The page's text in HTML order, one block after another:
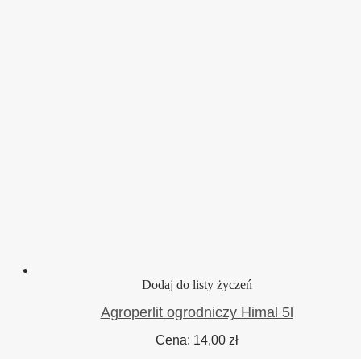
Dodaj do listy życzeń
Agroperlit ogrodniczy Himal 5l
Cena: 14,00 zł